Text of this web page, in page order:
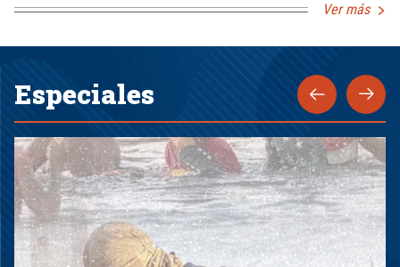
Ver más
Especiales